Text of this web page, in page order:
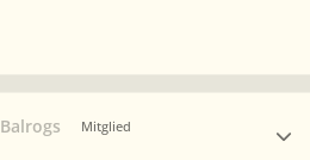
Mitglied